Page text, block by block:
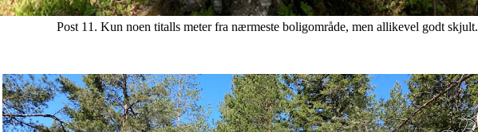
Post 11. Kun noen titalls meter fra nærmeste boligområde, men allikevel godt skjult.